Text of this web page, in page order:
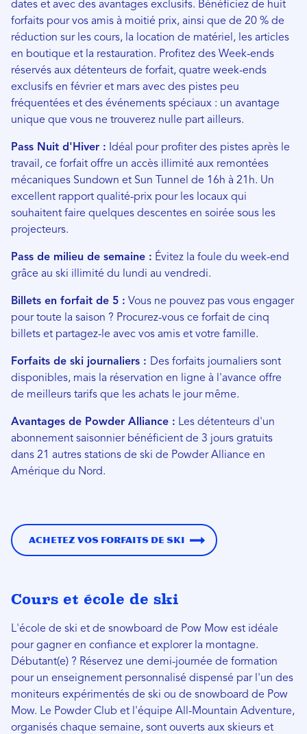
dates et avec des avantages exclusifs. Bénéficiez de huit
forfaits pour vos amis à moitié prix, ainsi que de 20 % de
réduction sur les cours, la location de matériel, les articles
en boutique et la restauration. Profitez des Week-ends
réservés aux détenteurs de forfait, quatre week-ends
exclusifs en février et mars avec des pistes peu
fréquentées et des événements spéciaux : un avantage
unique que vous ne trouverez nulle part ailleurs.
Pass Nuit d'Hiver : Idéal pour profiter des pistes après le
travail, ce forfait offre un accès illimité aux remontées
mécaniques Sundown et Sun Tunnel de 16h à 21h. Un
excellent rapport qualité-prix pour les locaux qui
souhaitent faire quelques descentes en soirée sous les
projecteurs.
Pass de milieu de semaine : Évitez la foule du week-end
grâce au ski illimité du lundi au vendredi.
Billets en forfait de 5 : Vous ne pouvez pas vous engager
pour toute la saison ? Procurez-vous ce forfait de cinq
billets et partagez-le avec vos amis et votre famille.
Forfaits de ski journaliers : Des forfaits journaliers sont
disponibles, mais la réservation en ligne à l'avance offre
de meilleurs tarifs que les achats le jour même.
Avantages de Powder Alliance : Les détenteurs d'un
abonnement saisonnier bénéficient de 3 jours gratuits
dans 21 autres stations de ski de Powder Alliance en
Amérique du Nord.
Achetez vos forfaits de ski
Cours et école de ski
L'école de ski et de snowboard de Pow Mow est idéale
pour gagner en confiance et explorer la montagne.
Débutant(e) ? Réservez une demi-journée de formation
pour un enseignement personnalisé dispensé par l'un des
moniteurs expérimentés de ski ou de snowboard de Pow
Mow. Le Powder Club et l'équipe All-Mountain Adventure,
organisés chaque semaine, sont ouverts aux skieurs et